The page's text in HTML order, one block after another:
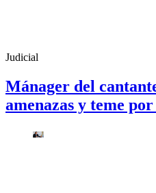
Judicial
Mánager del
amenazas y teme